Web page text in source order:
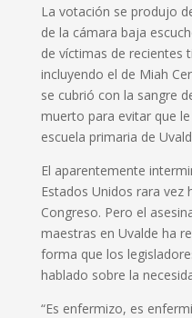
La votación se produjo
de la cámara baja
de víctimas de recientes
incluyendo el de Miah
se cubrió con la sangre
muerto para evitar que
escuela primaria de
El aparentemente
Estados Unidos rara vez
Congreso. Pero el
maestras en Uvalde ha
forma que los
hablado sobre la
“Es enfermizo, es